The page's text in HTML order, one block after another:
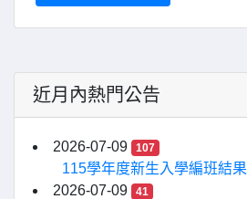
近月內熱門公告
2026-07-09 107
115學年度新生入學編班結果
2026-07-09
41